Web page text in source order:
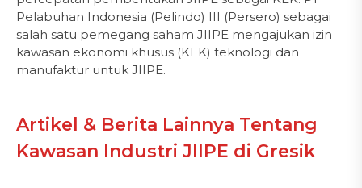
Pelabuhan Indonesia (Pelindo) III (Persero) sebagai
salah satu pemegang saham JIIPE mengajukan izin
kawasan ekonomi khusus (KEK) teknologi dan
manufaktur untuk JIIPE.
Artikel & Berita Lainnya Tentang
Kawasan Industri JIIPE di Gresik